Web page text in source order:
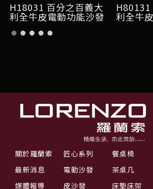
H18031 百分之百義大
利全牛皮電動功能沙發
H80131
利全牛
關於羅蘭索 匠心系列 餐桌椅
最新消息
電動沙發 茶桌几
媒體報導
皮沙發 床墊床架